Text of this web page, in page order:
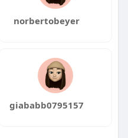
norbertobeyer
giababb0795157